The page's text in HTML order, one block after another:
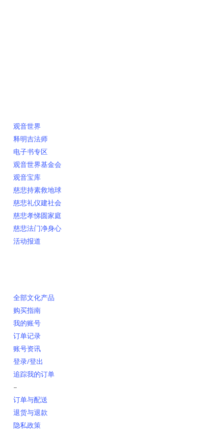
观音世界
释明吉法师
电子书专区
观音世界基金会
观音宝库
慈悲持素救地球
慈悲礼仪建社会
慈悲孝悌圆家庭
慈悲法门净身心
活动报道
全部文化产品
购买指南
我的账号
订单记录
账号资讯
登录/登出
追踪我的订单
–
订单与配送
退货与退款
隐私政策